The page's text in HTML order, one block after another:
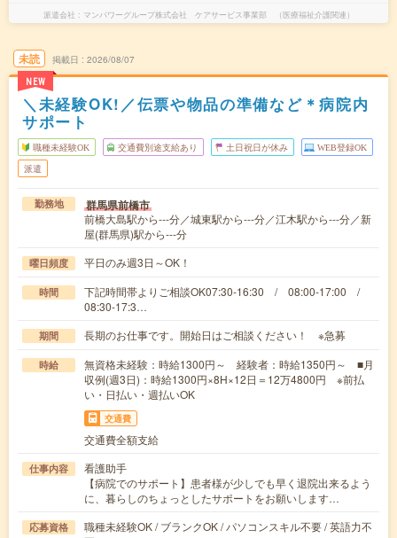
派遣会社 マンパワーグループ株式会社 ケアサービス事業部 （医療福祉介護関連）
未読
NEW
掲載日 2026/08/07
＼未経験OK!／伝票や物品の準備など＊病院内
サポート
職種未経験OK 交通費別途支給あり 土日祝日が休み WEB登録OK
派遣
勤務地 群馬県前橋市
前橋大島駅から---分／城東駅から---分／江木駅から---分／新
屋(群馬県)駅から---分
曜日頻度 平日のみ週3日～OK！
時間
下記時間帯よりご相談OK07:30-16:30 / 08:00-17:00 /
08:30-17:3…
期間 長期のお仕事です。開始日はご相談ください！ ※急募
時給
無資格未経験：時給1300円～ 経験者：時給1350円～ ■月
収例(週3日)：時給1300円×8H×12日＝12万4800円 ※前払
い・日払い・週払いOK
交通費
交通費全額支給
仕事内容
看護助手
【病院でのサポート】患者様が少しでも早く退院出来るよう
に、暮らしのちょっとしたサポートをお願いします…
応募資格
職種未経験OK / ブランクOK / パソコンスキル不要 / 英語力不